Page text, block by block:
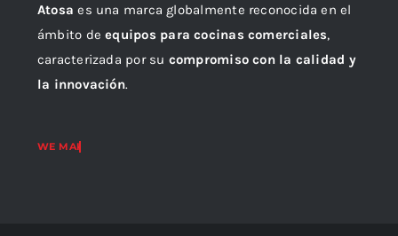
Atosa es una marca globalmente reconocida en el
ámbito deequipos para cocinas comerciales,
caracterizada por su compromiso con la calidad y
la innovación.